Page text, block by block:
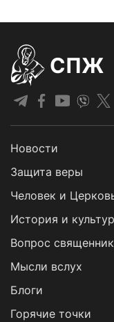
СПЖ
Новости
Защита веры
Человек и
История и
Вопрос
Мысли вслух
Блоги
Горячие точки